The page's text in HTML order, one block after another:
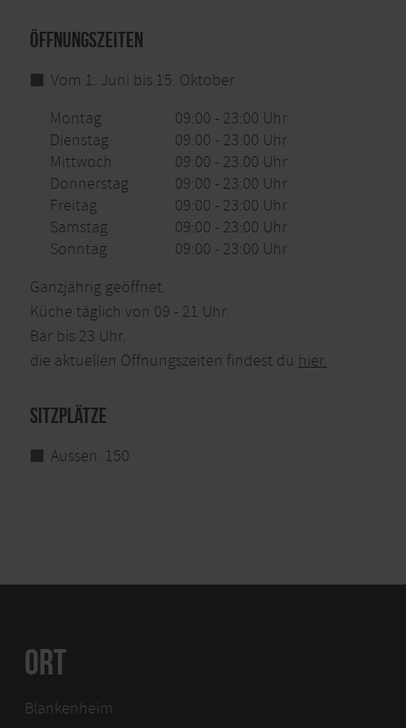
Öffnungszeiten
Vom 1. Juni bis 15. Oktober
Montag
09:00 - 23:00 Uhr
Dienstag
09:00 - 23:00 Uhr
Mittwoch
09:00 - 23:00 Uhr
Donnerstag
09:00 - 23:00 Uhr
Freitag
09:00 - 23:00 Uhr
Samstag
09:00 - 23:00 Uhr
Sonntag
09:00 - 23:00 Uhr
Ganzjährig geöffnet.
Küche täglich von 09 - 21 Uhr.
Bar bis 23 Uhr.
die aktuellen Öffnungszeiten findest du hier.
Sitzplätze
Aussen: 150
ORT
Blankenheim